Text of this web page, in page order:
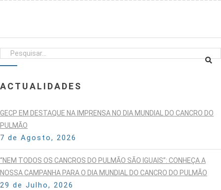
ACTUALIDADES
GECP EM DESTAQUE NA IMPRENSA NO DIA MUNDIAL DO CANCRO DO
PULMÃO
7 de Agosto, 2026
“NEM TODOS OS CANCROS DO PULMÃO SÃO IGUAIS”: CONHEÇA A
NOSSA CAMPANHA PARA O DIA MUNDIAL DO CANCRO DO PULMÃO
29 de Julho, 2026